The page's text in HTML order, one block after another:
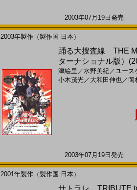
2003年07月19日発売
2003年製作（製作国 日本）
踊る大捜査線 THE
ターナショナル版）
津絵里 ／水野美紀／ユース
小木茂光／ 大和田伸也／ 岡
2003年07月19日発売
2001年製作（製作国 日本）
サトラレ TRIBUTE